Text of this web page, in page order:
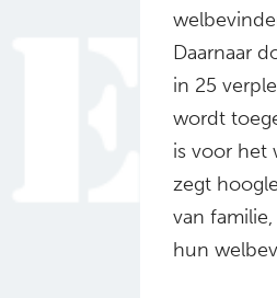
Daarnaar
in 25
wordt
is voor het
zegt
van
hun